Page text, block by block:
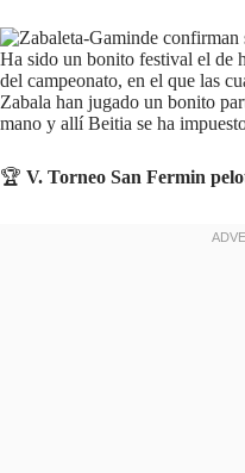
Ha sido un bonito festival el de
del campeonato, en el que las
Zabala han jugado un bonito
mano y allí Beitia se ha
🏆 V. Torneo San Fermin